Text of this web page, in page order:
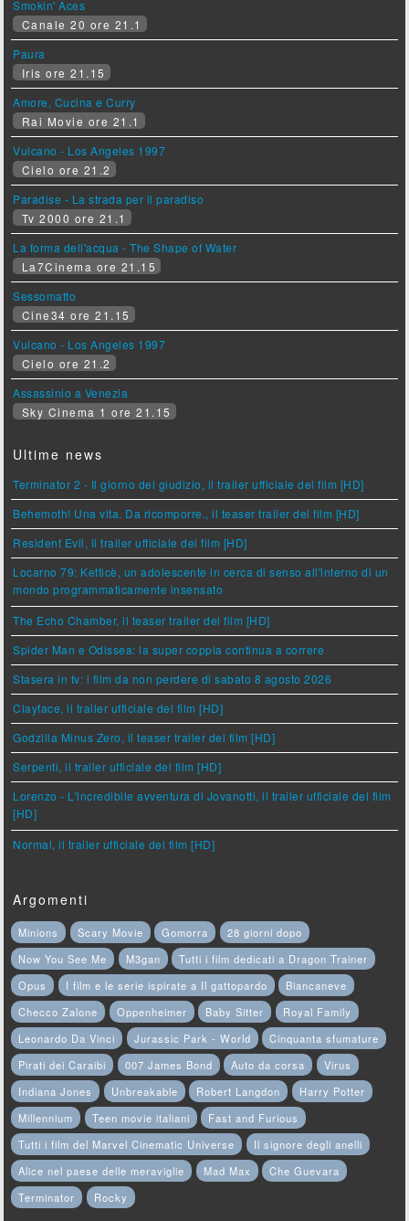
Smokin' Aces
Canale 20 ore 21.1
Paura
Iris ore 21.15
Amore, Cucina e Curry
Rai Movie ore 21.1
Vulcano - Los Angeles 1997
Cielo ore 21.2
Paradise - La strada per il paradiso
Tv 2000 ore 21.1
La forma dell'acqua - The Shape of Water
La7Cinema ore 21.15
Sessomatto
Cine34 ore 21.15
Vulcano - Los Angeles 1997
Cielo ore 21.2
Assassinio a Venezia
Sky Cinema 1 ore 21.15
Ultime news
Terminator 2 - Il giorno del giudizio, il trailer ufficiale del film [HD]
Behemoth! Una vita. Da ricomporre., il teaser trailer del film [HD]
Resident Evil, il trailer ufficiale del film [HD]
Locarno 79: Ketticè, un adolescente in cerca di senso all'interno di un
mondo programmaticamente insensato
The Echo Chamber, il teaser trailer del film [HD]
Spider Man e Odissea: la super coppia continua a correre
Stasera in tv: i film da non perdere di sabato 8 agosto 2026
Clayface, il trailer ufficiale del film [HD]
Godzilla Minus Zero, il teaser trailer del film [HD]
Serpenti, il trailer ufficiale del film [HD]
Lorenzo - L'incredibile avventura di Jovanotti, il trailer ufficiale del film
[HD]
Normal, il trailer ufficiale del film [HD]
Argomenti
Minions Scary Movie Gomorra
28 giorni dopo
Now You See Me
M3gan
Tutti i film dedicati a Dragon Trainer
Opus
I film e le serie ispirate a Il gattopardo
Biancaneve
Checco Zalone
Oppenheimer Baby Sitter
Royal Family
Leonardo Da Vinci
Jurassic Park - World
Cinquanta sfumature
Pirati dei Caraibi
007 James Bond Auto da corsa
Virus
Indiana Jones
Unbreakable Robert Langdon
Harry Potter
Millennium
Teen movie italiani
Fast and Furious
Tutti i film del Marvel Cinematic Universe
Il signore degli anelli
Alice nel paese delle meraviglie
Mad Max
Che Guevara
Terminator
Rocky